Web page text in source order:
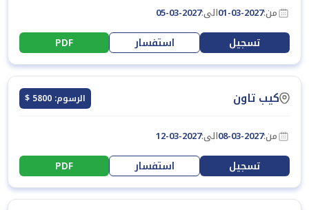
من:01-03-2027الى:05-03-2027
تسجيل استفسار PDF
كيب تاون الرسوم: 5800 $
من:08-03-2027الى:12-03-2027
تسجيل استفسار PDF